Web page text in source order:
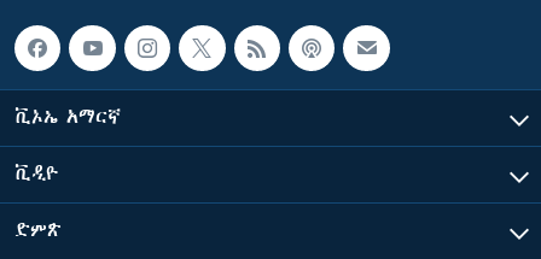
ቪኦኤ አማርኛ
ቪዲዮ
ድምጽ